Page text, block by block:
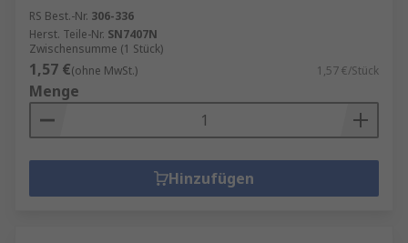
RS Best.-Nr. 306-336
Herst. Teile-Nr. SN7407N
Zwischensumme (1 Stück)
1,57 €(ohne MwSt.) 1,57 €/Stück
Menge
Hinzufügen